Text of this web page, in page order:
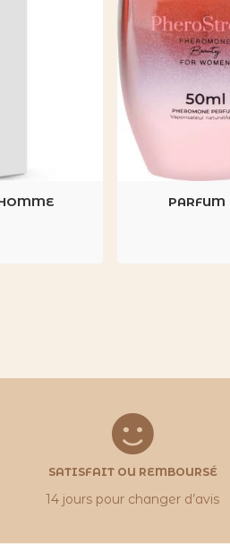
PARFUM
SATISFAIT OU REMBOURSÉ
14 jours pour changer d’avis